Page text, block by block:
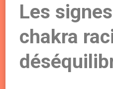
Les
chakra